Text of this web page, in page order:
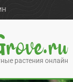
растения онлайн